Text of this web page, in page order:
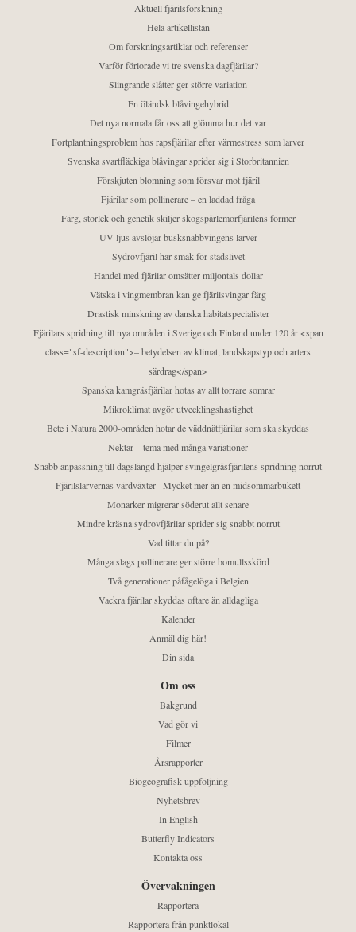
Aktuell fjärilsforskning
Hela artikellistan
Om forskningsartiklar och referenser
Varför förlorade vi tre svenska dagfjärilar?
Slingrande slåtter ger större variation
En öländsk blåvingehybrid
Det nya normala får oss att glömma hur det var
Fortplantningsproblem hos rapsfjärilar efter värmestress som larver
Svenska svartfläckiga blåvingar sprider sig i Storbritannien
Förskjuten blomning som försvar mot fjäril
Fjärilar som pollinerare – en laddad fråga
Färg, storlek och genetik skiljer skogspärlemorfjärilens former
UV-ljus avslöjar busksnabbvingens larver
Sydrovfjäril har smak för stadslivet
Handel med fjärilar omsätter miljontals dollar
Vätska i vingmembran kan ge fjärilsvingar färg
Drastisk minskning av danska habitatspecialister
Fjärilars spridning till nya områden i Sverige och Finland under 120 år <span
class="sf-description">– betydelsen av klimat, landskapstyp och arters
särdrag</span>
Spanska kamgräsfjärilar hotas av allt torrare somrar
Mikroklimat avgör utvecklingshastighet
Bete i Natura 2000-områden hotar de väddnätfjärilar som ska skyddas
Nektar – tema med många variationer
Snabb anpassning till dagslängd hjälper svingelgräsfjärilens spridning norrut
Fjärilslarvernas värdväxter– Mycket mer än en midsommarbukett
Monarker migrerar söderut allt senare
Mindre kräsna sydrovfjärilar sprider sig snabbt norrut
Vad tittar du på?
Många slags pollinerare ger större bomullsskörd
Två generationer påfågelöga i Belgien
Vackra fjärilar skyddas oftare än alldagliga
Kalender
Anmäl dig här!
Din sida
Om oss
Bakgrund
Vad gör vi
Filmer
Årsrapporter
Biogeografisk uppföljning
Nyhetsbrev
In English
Butterfly Indicators
Kontakta oss
Övervakningen
Rapportera
Rapportera från punktlokal